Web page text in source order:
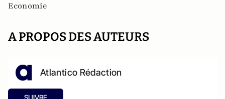
Economie
A PROPOS DES AUTEURS
Atlantico Rédaction
SUIVRE